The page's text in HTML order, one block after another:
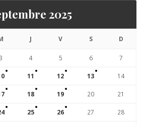
2025
J V S D
4 5 6 7
11 12 13 14
18 19 20 21
25 26 27 28